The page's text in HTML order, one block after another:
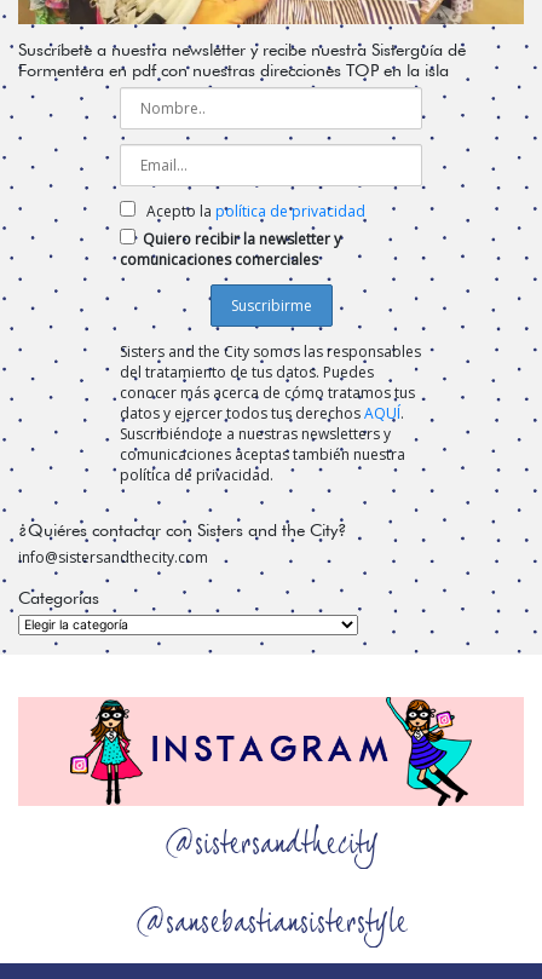
Suscríbete a nuestra newsletter y recibe nuestra Sisterguía de
Formentera en pdf con nuestras direcciones TOP en la isla
Acepto la política de privacidad
Quiero recibir la newsletter y
comunicaciones comerciales
Sisters and the City somos las responsables
del tratamiento de tus datos. Puedes
conocer más acerca de cómo tratamos tus
datos y ejercer todos tus derechosAQUÍ.
Suscribiéndote a nuestras newsletters y
comunicaciones aceptas también nuestra
política de privacidad.
¿Quiéres contactar con Sisters and the City?
info@sistersandthecity.com
Categorías
Categorías
@sistersandthecity
@sansebastiansisterstyle